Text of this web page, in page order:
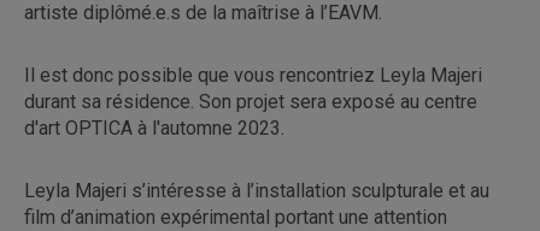
artiste diplômé.e.s de la maîtrise à l’EAVM.
Il est donc possible que vous rencontriez Leyla Majeri
durant sa résidence. Son projet sera exposé au centre
d'art OPTICA à l'automne 2023.
Leyla Majeri s’intéresse à l’installation sculpturale et au
film d’animation expérimental portant une attention